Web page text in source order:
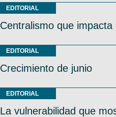
EDITORIAL
Centralismo que impacta
EDITORIAL
Crecimiento de junio
EDITORIAL
La vulnerabilidad que